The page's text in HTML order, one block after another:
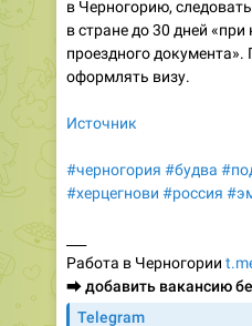
в Черногорию,
в стране до 30 дней
проездного
оформлять визу.
Источник
#черногория #будва
#херцегнови #россия
Работа в Черногории
⮕добавить вакансию
Telegram